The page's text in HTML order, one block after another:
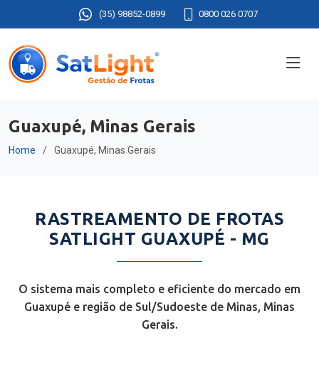
(35) 98852-0899 0800 026 0707
Guaxupé, Minas Gerais
Home Guaxupé, Minas Gerais
RASTREAMENTO DE FROTAS
SATLIGHT GUAXUPÉ - MG
O sistema mais completo e eficiente do mercado em
Guaxupé e região de Sul/Sudoeste de Minas, Minas
Gerais.